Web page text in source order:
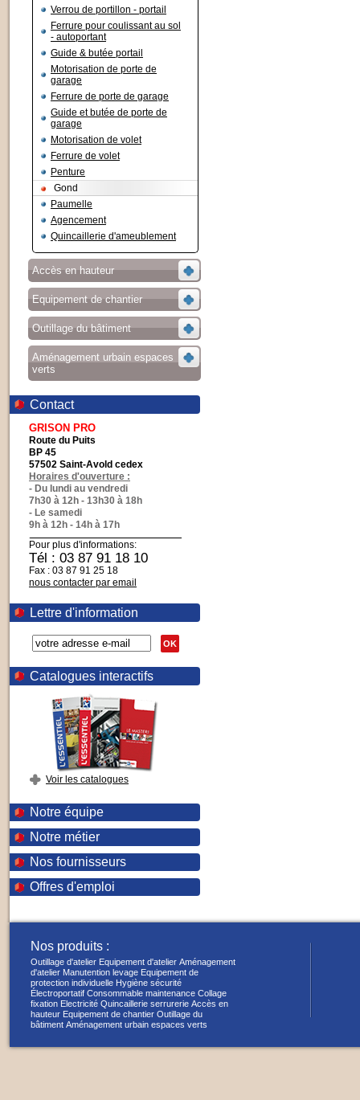
Verrou de portillon - portail
Ferrure pour coulissant au sol
- autoportant
Guide & butée portail
Motorisation de porte de
garage
Ferrure de porte de garage
Guide et butée de porte de
garage
Motorisation de volet
Ferrure de volet
Penture
Gond
Paumelle
Agencement
Quincaillerie d'ameublement
Accès en hauteur
Equipement de chantier
Outillage du bâtiment
Aménagement urbain espaces
verts
Contact
GRISON PRO
Route du Puits
BP 45
57502 Saint-Avold cedex
Horaires d'ouverture :
- Du lundi au vendredi
7h30 à 12h - 13h30 à 18h
- Le samedi
9h à 12h - 14h à 17h
Pour plus d'informations:
Tél : 03 87 91 18 10
Fax : 03 87 91 25 18
nous contacter par email
Lettre d'information
OK
Catalogues interactifs
Voir les catalogues
Notre équipe
Notre métier
Nos fournisseurs
Offres d'emploi
Nos produits :
Outillage d'atelier Equipement d'atelier Aménagement
d'atelier Manutention levage Equipement de
protection individuelle Hygiène sécurité
Électroportatif Consommable maintenance Collage
fixation Electricité Quincaillerie serrurerie Accès en
hauteur Equipement de chantier Outillage du
bâtiment Aménagement urbain espaces verts